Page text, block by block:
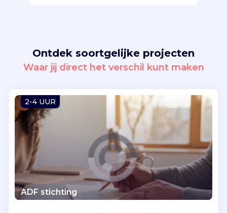
Vind jouw project
Inloggen
Ontdek soortgelijke projecten
Waar jij direct het verschil kunt maken
2-4 UUR
ADF stichting